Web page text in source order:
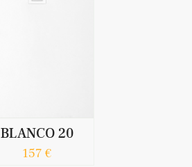
BLANCO 20
157 €